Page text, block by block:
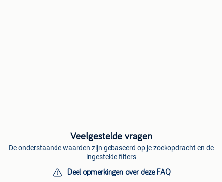
Veelgestelde vragen
De onderstaande waarden zijn gebaseerd op je zoekopdracht en de
ingestelde filters
Deel opmerkingen over deze FAQ